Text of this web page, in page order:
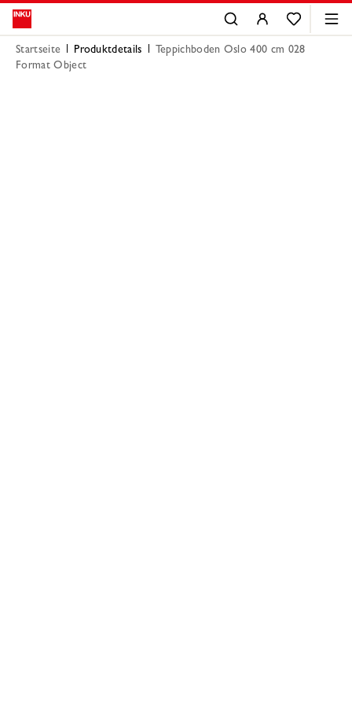
Startseite Produktdetails
Teppichboden Oslo 400 cm 028
Format Object